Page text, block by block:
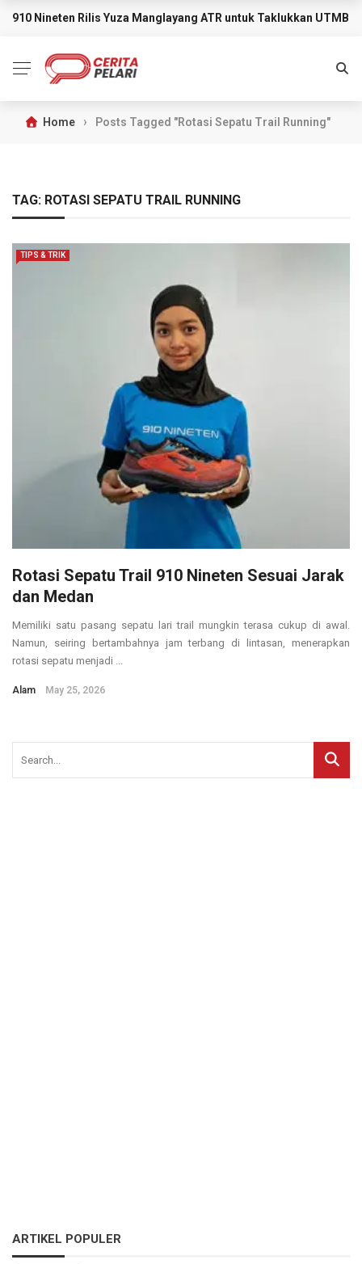
BREAKING NEWS
910 Nineten Rilis Yuza Manglayang ATR untuk Taklukkan UTMB
Home › Posts Tagged "Rotasi Sepatu Trail Running"
TAG: ROTASI SEPATU TRAIL RUNNING
TIPS & TRIK
Rotasi Sepatu Trail 910 Nineten Sesuai Jarak
dan Medan
Memiliki satu pasang sepatu lari trail mungkin terasa cukup di awal.
Namun, seiring bertambahnya jam terbang di lintasan, menerapkan
rotasi sepatu menjadi ...
Alam May 25, 2026
ARTIKEL POPULER